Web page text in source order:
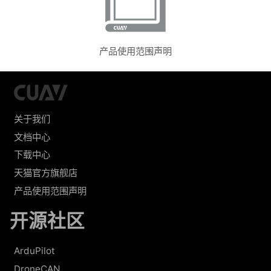
产品使用范围声明
关于我们
文档中心
下载中心
天猫官方旗舰店
产品使用范围声明
开源社区
ArduPilot